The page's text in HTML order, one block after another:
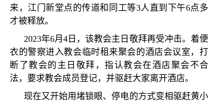
来，江门新堂点的传道和同工等3人直到下午6点多
才被释放。
2023年6月4 日，该教会主日敬拜再受冲击。着便
衣的警察进入教会临时租来聚会的酒店会议室，打
断了教会的主日敬拜，指认教会在酒店聚会不合
法，要求教会成员登记，并驱赶大家离开酒店。
现在又开始用堵锁眼、停电的方式变相驱赶黄小